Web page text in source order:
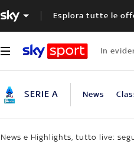
Esplora tutte le
In
SERIE A News
News e Highlights, tutto live: